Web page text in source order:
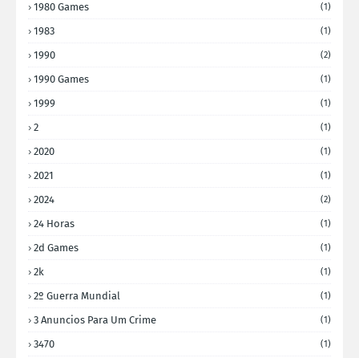
1980 Games (1)
1983 (1)
1990 (2)
1990 Games (1)
1999 (1)
2 (1)
2020 (1)
2021 (1)
2024 (2)
24 Horas (1)
2d Games (1)
2k (1)
2º Guerra Mundial (1)
3 Anuncios Para Um Crime (1)
3470 (1)